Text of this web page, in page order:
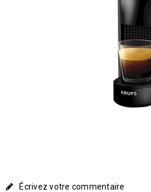
Écrivez votre commentaire